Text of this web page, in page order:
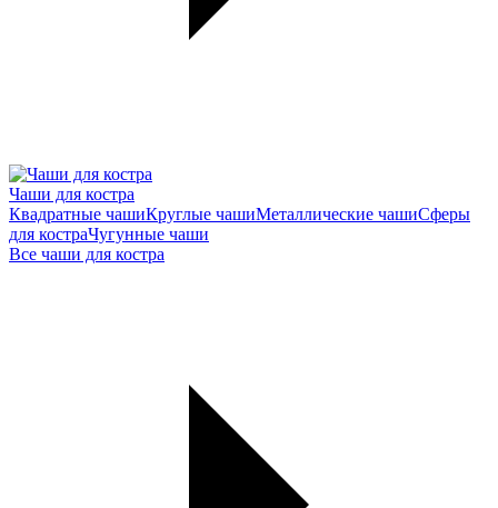
Чаши для костра
Квадратные чашиКруглые чашиМеталлические чашиСферы
для костраЧугунные чаши
Все чаши для костра